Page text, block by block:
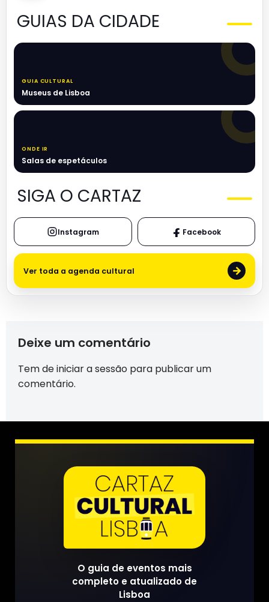
GUIAS DA CIDADE
GUIA CULTURAL
Museus de Lisboa
ONDE IR
Salas de espetáculos
SIGA O CARTAZ
Instagram Facebook
Ver toda a agenda cultural →
Deixe um comentário
Tem deiniciar a sessão para publicar um
comentário.
O guia de eventos mais
completo e atualizado de
Lisboa